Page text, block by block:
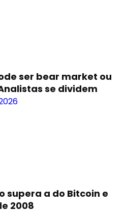
ser bear market ou
se dividem
supera a do Bitcoin e
2008